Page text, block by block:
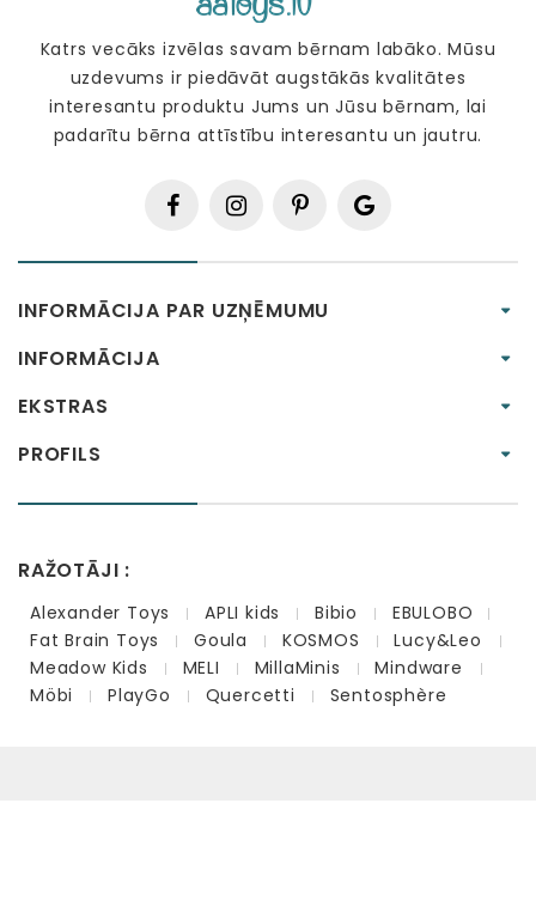
Katrs vecāks izvēlas savam bērnam labāko. Mūsu
uzdevums ir piedāvāt augstākās kvalitātes
interesantu produktu Jums un Jūsu bērnam, lai
padarītu bērna attīstību interesantu un jautru.
INFORMĀCIJA PAR UZŅĒMUMU
INFORMĀCIJA
EKSTRAS
PROFILS
RAŽOTĀJI :
Alexander Toys APLI kids Bibio
EBULOBO
Fat Brain Toys
Goula KOSMOS
Lucy&Leo
Meadow Kids
MELI MillaMinis
Mindware
Möbi
PlayGo Quercetti Sentosphère